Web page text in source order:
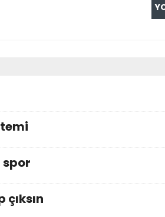
spor
çıksın